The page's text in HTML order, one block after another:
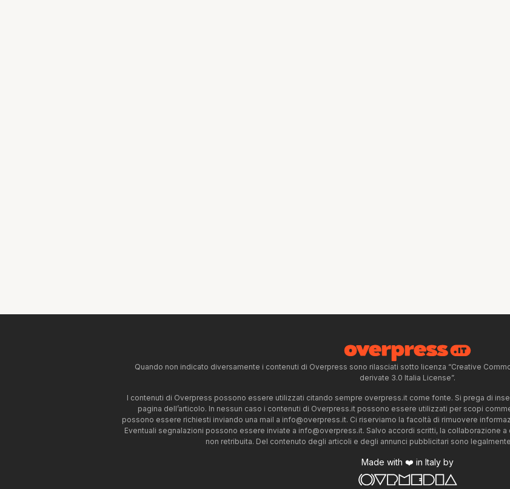
Quando non indicato diversamente i contenuti di Overpress sono rilasciati sotto licenza “Creative
derivate 3.0 Italia License”.
I contenuti di Overpress possono essere utilizzati citando sempre overpress.it come fonte. Si prega di
pagina dell’articolo. In nessun caso i contenuti di Overpress.it possono essere utilizzati per scopi
possono essere richiesti inviando una mail a info@overpress.it. Ci riserviamo la facoltà di rimuovere
Eventuali segnalazioni possono essere inviate a info@overpress.it. Salvo accordi scritti, la collaborazione
non retribuita. Del contenuto degli articoli e degli annunci pubblicitari sono
Made with ❤️ in Italy by